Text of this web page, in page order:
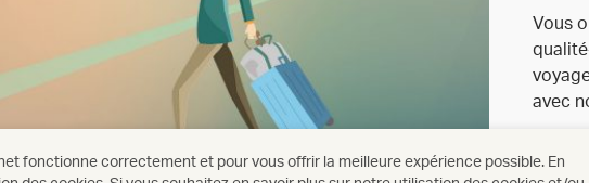
Vous
avec
En
fonctionne correctement et pour vous offrir la meilleure expérience possible. En